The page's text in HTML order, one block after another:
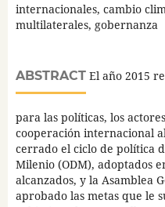
internacionales, cambio
multilaterales, gobernanza
ABSTRACTEl año 2015
para las políticas, los
cooperación internacional
cerrado el ciclo de política
Milenio (ODM), adoptados
alcanzados, y la Asamblea
aprobado las metas que le